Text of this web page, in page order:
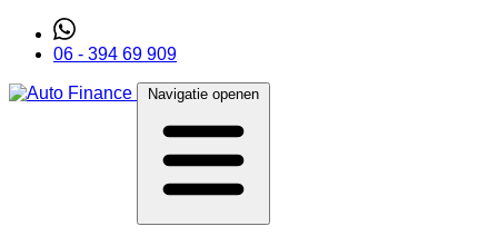
06 - 394 69 909
Navigatie openen